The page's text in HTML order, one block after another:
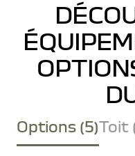
Options (5)Toit